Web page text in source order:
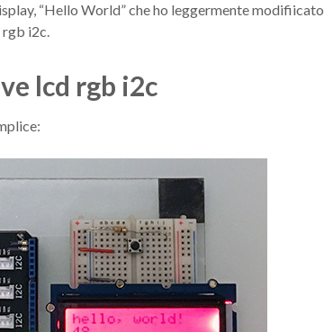
“Hello World” che ho leggermente modifiicato
rgb i2c.
lcd rgb i2c